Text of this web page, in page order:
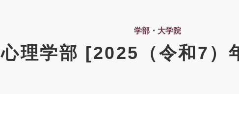
学部・大学院
心理学部 [2025（令和7）